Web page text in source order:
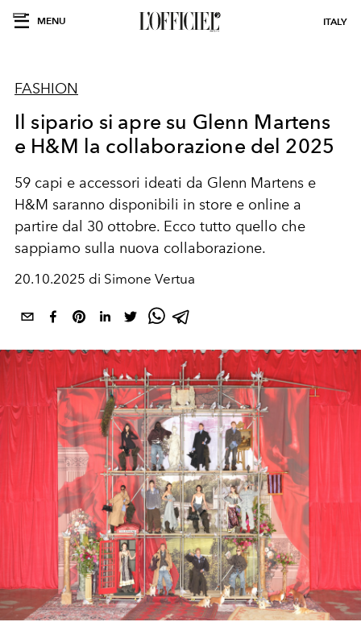
MENU ITALY
FASHION
Il sipario si apre su Glenn Martens
e H&M la collaborazione del 2025
59 capi e accessori ideati da Glenn Martens e
H&M saranno disponibili in store e online a
partire dal 30 ottobre. Ecco tutto quello che
sappiamo sulla nuova collaborazione.
20.10.2025 di Simone Vertua